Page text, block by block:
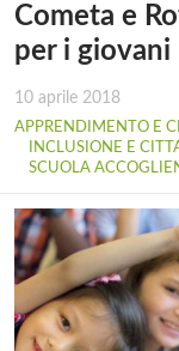
Cometa e
per i
10 aprile 2018
APPRENDIMENTO E
INCLUSIONE E
SCUOLA